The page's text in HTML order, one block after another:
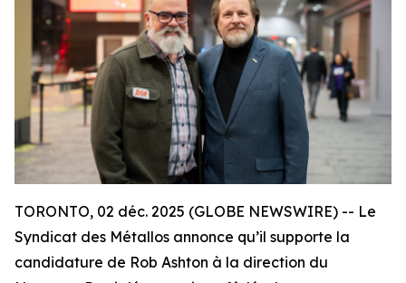
TORONTO, 02 déc. 2025 (GLOBE NEWSWIRE) -- Le
Syndicat des Métallos annonce qu’il supporte la
candidature de Rob Ashton à la direction du